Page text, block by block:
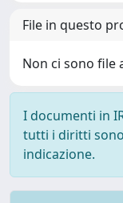
File in questo
Non ci sono file
I documenti in
tutti i diritti
indicazione.